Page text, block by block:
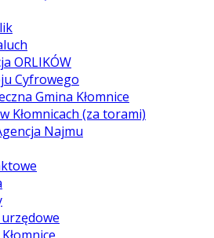
ORLIKÓW
Cyfrowego
Gmina Kłomnice
Kłomnicach (za torami)
Najmu